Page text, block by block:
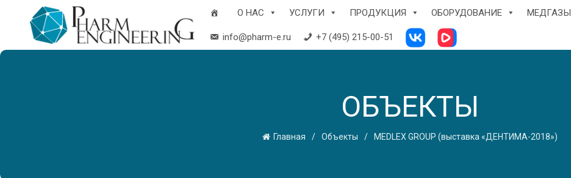
О НАС УСЛУГИ ПРОДУКЦИЯ ОБОРУДОВАНИЕ МЕДГАЗЫ
info@pharm-e.ru +7 (495) 215-00-51
ОБЪЕКТЫ
Главная Объекты MEDLEX GROUP (выставка «ДЕНТИМА-2018»)